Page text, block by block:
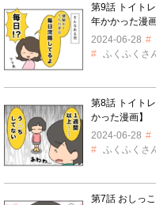
第9話 トイト
年かかった漫画
2024-06-28
ふくふくさ
第8話 トイト
かった漫画】
2024-06-28
ふくふくさ
第7話 おしっ